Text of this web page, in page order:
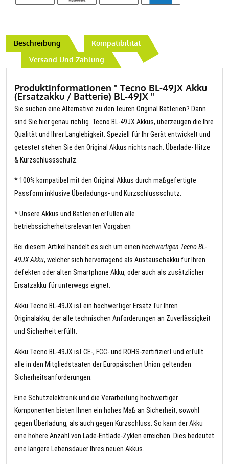
Beschreibung
Kompatibilität
Versand Und Zahlung
Produktinformationen " Tecno BL-49JX Akku
(Ersatzakku / Batterie) BL-49JX "
Sie suchen eine Alternative zu den teuren Original Batterien? Dann
sind Sie hier genau richtig. Tecno BL-49JX Akkus, überzeugen die Ihre
Qualität und Ihrer Langlebigkeit. Speziell für Ihr Gerät entwickelt und
getestet stehen Sie den Original Akkus nichts nach. Überlade- Hitze
& Kurzschlussschutz.
* 100% kompatibel mit den Original Akkus durch maßgefertigte
Passform inklusive Überladungs- und Kurzschlussschutz.
* Unsere Akkus und Batterien erfüllen alle
betriebssicherheitsrelevanten Vorgaben
Bei diesem Artikel handelt es sich um einen hochwertigen Tecno BL-
49JX Akku, welcher sich hervorragend als Austauschakku für Ihren
defekten oder alten Smartphone Akku, oder auch als zusätzlicher
Ersatzakku für unterwegs eignet.
Akku Tecno BL-49JX ist ein hochwertiger Ersatz für Ihren
Originalakku, der alle technischen Anforderungen an Zuverlässigkeit
und Sicherheit erfüllt.
Akku Tecno BL-49JX ist CE-, FCC- und ROHS-zertifiziert und erfüllt
alle in den Mitgliedstaaten der Europäischen Union geltenden
Sicherheitsanforderungen.
Eine Schutzelektronik und die Verarbeitung hochwertiger
Komponenten bieten Ihnen ein hohes Maß an Sicherheit, sowohl
gegen Überladung, als auch gegen Kurzschluss. So kann der Akku
eine höhere Anzahl von Lade-Entlade-Zyklen erreichen. Dies bedeutet
eine längere Lebensdauer Ihres neuen Akkus.